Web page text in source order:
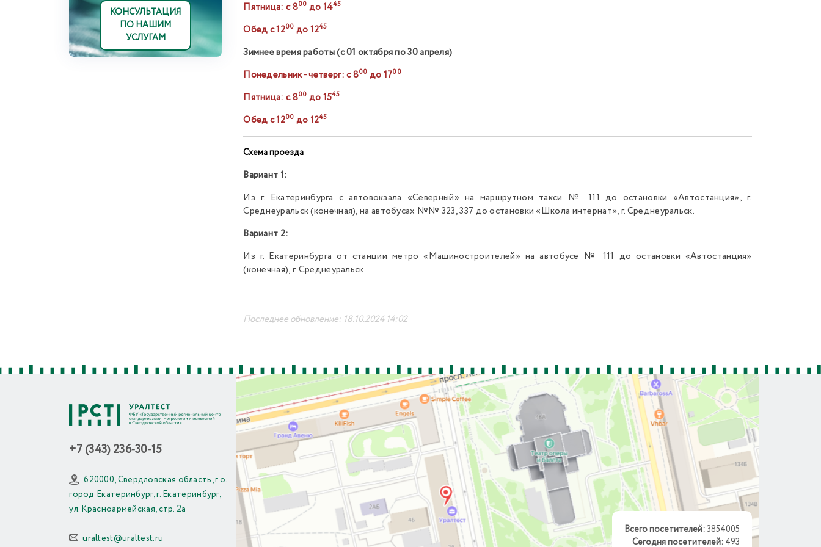
КОНСУЛЬТАЦИЯ
ПО НАШИМ
УСЛУГАМ
Пятница: с 800 до 1445
Обед с 1200 до 1245
Зимнее время работы (с 01 октября по 30 апреля)
Понедельник - четверг: с 800 до 1700
Пятница: с 800 до 1545
Обед с 1200 до 1245
Схема проезда
Вариант 1:
Из г. Екатеринбурга с автовокзала «Северный» на маршрутном такси № 111 до остановки «Автостанция», г.
Среднеуральск (конечная), на автобусах №№ 323, 337 до остановки «Школа интернат», г. Среднеуральск.
Вариант 2:
Из г. Екатеринбурга от станции метро «Машиностроителей» на автобусе № 111 до остановки «Автостанция»
(конечная), г. Среднеуральск.
Последнее обновление: 18.10.2024 14:02
+7 (343) 236-30-15
620000, Свердловская область, г.о.
город Екатеринбург, г. Екатеринбург,
ул. Красноармейская, стр. 2а
uraltest@uraltest.ru
Всего посетителей:3854005
Сегодня посетителей:493